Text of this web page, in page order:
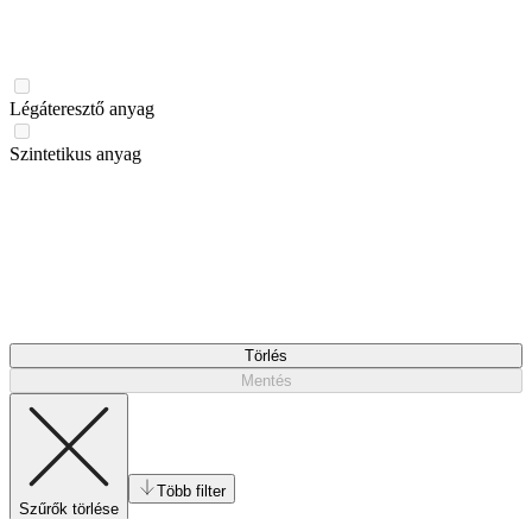
Légáteresztő anyag
Szintetikus anyag
Törlés
Mentés
Szűrők törlése
Több filter